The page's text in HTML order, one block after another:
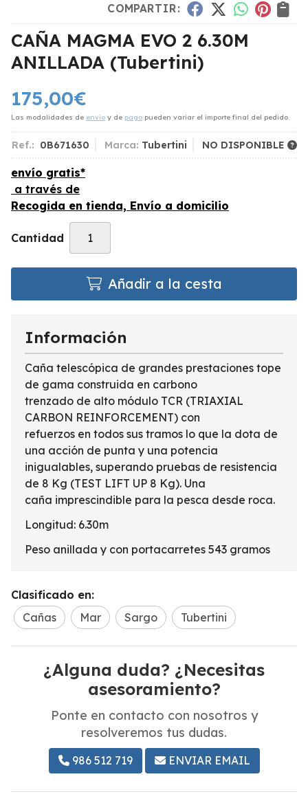
COMPARTIR:
CAÑA MAGMA EVO 2 6.30M
ANILLADA (Tubertini)
175,00€
Las modalidades de envío y de pago pueden variar el importe final del pedido.
Ref.: 0B671630 Marca: Tubertini NO DISPONIBLE
envío gratis*
a través de
Recogida en tienda, Envío a domicilio
Cantidad
Añadir a la cesta
Información
Caña telescópica de grandes prestaciones tope
de gama construida en carbono
trenzado de alto módulo TCR (TRIAXIAL
CARBON REINFORCEMENT) con
refuerzos en todos sus tramos lo que la dota de
una acción de punta y una potencia
inigualables, superando pruebas de resistencia
de 8 Kg (TEST LIFT UP 8 Kg). Una
caña imprescindible para la pesca desde roca.
Longitud: 6.30m
Peso anillada y con portacarretes 543 gramos
Clasificado en:
Cañas
Mar Sargo Tubertini
¿Alguna duda? ¿Necesitas
asesoramiento?
Ponte en contacto con nosotros y
resolveremos tus dudas.
986 512 719 ENVIAR EMAIL